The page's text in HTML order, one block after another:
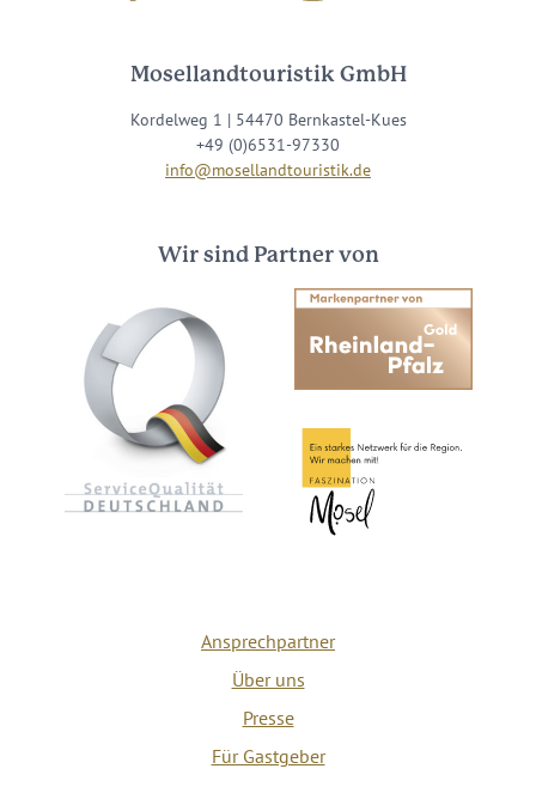
Mosellandtouristik GmbH
Kordelweg 1 | 54470 Bernkastel-Kues
+49 (0)6531-97330
info@mosellandtouristik.de
Wir sind Partner von
Ansprechpartner
Über uns
Presse
Für Gastgeber